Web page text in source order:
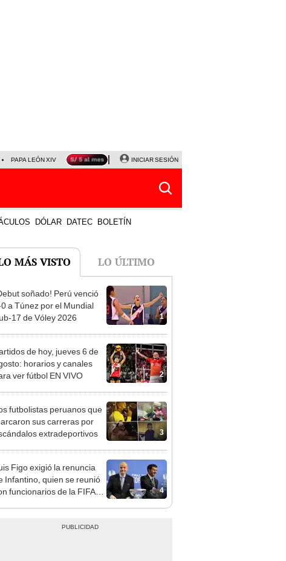
PAPA LEÓN XIV NALDY SALDAÑA LA BELLA LUZ
INICIAR SESIÓN
DÓLAR DATEC BOLETÍN
MÁS VISTO LO ÚLTIMO
1
soñado! Perú venció
a Túnez por el Mundial
17 de Vóley 2026
2
de hoy, jueves 6 de
horarios y canales
ver fútbol EN VIVO
3
futbolistas peruanos que
sus carreras por
extradeportivos
4
Figo exigió la renuncia
Infantino, quien se reunió
funcionarios de la FIFA